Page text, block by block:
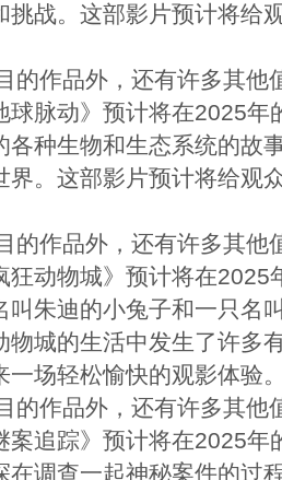
挑战。这部影片预计将给
的作品外，还有许多其他
球脉动》预计将在2025年
各种生物和生态系统的故
界。这部影片预计将给观
的作品外，还有许多其他
狂动物城》预计将在2025
叫朱迪的小兔子和一只名
物城的生活中发生了许多
一场轻松愉快的观影体验
的作品外，还有许多其他
案追踪》预计将在2025年
在调查一起神秘案件的过